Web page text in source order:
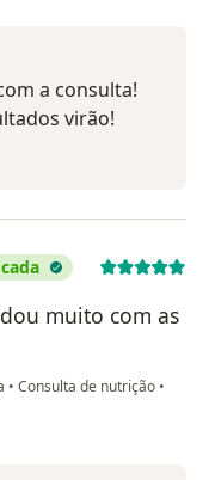
a consulta!
virão!
muito com as
• Consulta de nutrição •